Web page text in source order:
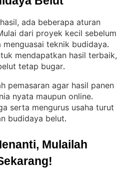
ada beberapa aturan
dari proyek kecil sebelum
menguasai teknik budidaya
mendapatkan hasil terbaik,
tetap bugar.
pemasaran agar hasil panen
nyata maupun online
serta mengurus usaha turut
budidaya belut.
Mulailah